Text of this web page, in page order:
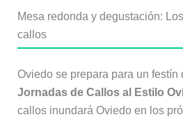
Mesa redonda y degustación:
callos
Oviedo se prepara para un festín
Jornadas de Callos al Estilo
callos inundará Oviedo en los